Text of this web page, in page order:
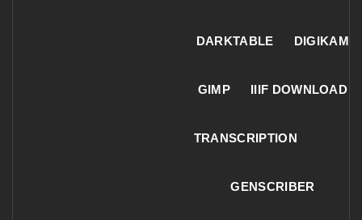
DARKTABLE DIGIKAM
GIMP IIIF DOWNLOAD
TRANSCRIPTION
GENSCRIBER